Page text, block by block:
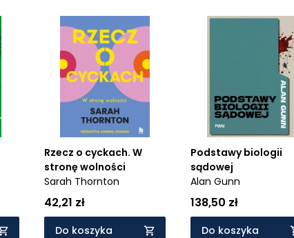
Rzecz o cyckach. W
stronę wolności
Sarah Thornton
42,21 zł
Do koszyka
Podstawy biologii
sądowej
Alan Gunn
138,50 zł
Do koszyka